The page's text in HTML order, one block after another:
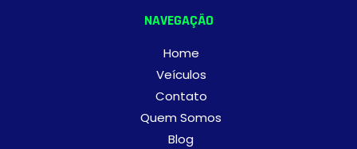
NAVEGAÇÃO
Home
Veículos
Contato
Quem Somos
Blog